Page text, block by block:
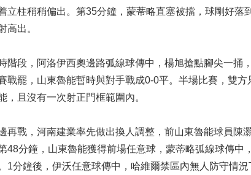
立柱稍稍偏出。第35分鐘，蒙蒂略直塞被擋，球剛好落
高出。
段，阿洛伊西奧邊路弧線球傳中，楊旭搶點腳尖一捅
戰罷，山東魯能暫時與對手戰成0-0平。半場比賽，雙方
，且沒有一次射正門框範圍內。
戰，河南建業率先做出換人調整，前山東魯能球員陳
48分鐘，山東魯能獲得前場任意球，蒙蒂略弧線球傳中
1分鐘後，伊沃任意球傳中，哈維爾禁區內無人防守情